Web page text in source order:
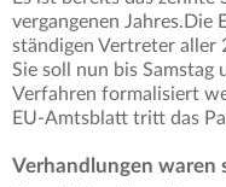
vergangenen Jahres.Die
ständigen Vertreter aller
Sie soll nun bis
Verfahren formalisiert
EU-Amtsblatt tritt das
Verhandlungen waren